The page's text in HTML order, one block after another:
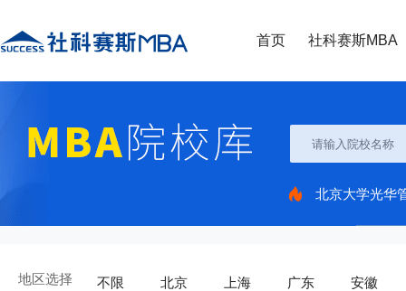
首页 社科赛斯MBA
北京大学光华
地区选择 不限 北京 上海 广东 安徽